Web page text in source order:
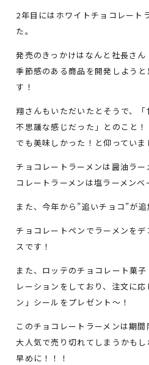
2年目にはホワイトチョコレート
た。
発売のきっかけはなんと社長さん
季節感のある商品を開発しよう
す！
翔さんもいただいたとそうで、
不思議な感じだった」とのこと！
でも美味しかった！と仰ってい
チョコレートラーメンは醤油ラ
コレートラーメンは塩ラーメンベ
また、今年から”追いチョコ”が追
チョコレートペンでラーメンを
スです！
また、ロッテのチョコレート菓
レーションをしており、注文に
ン」シールをプレゼント～！
このチョコレートラーメンは期
大人気で売り切れてしまうかも
早めに！！！